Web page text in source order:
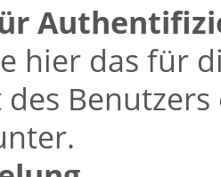
hier das für
des